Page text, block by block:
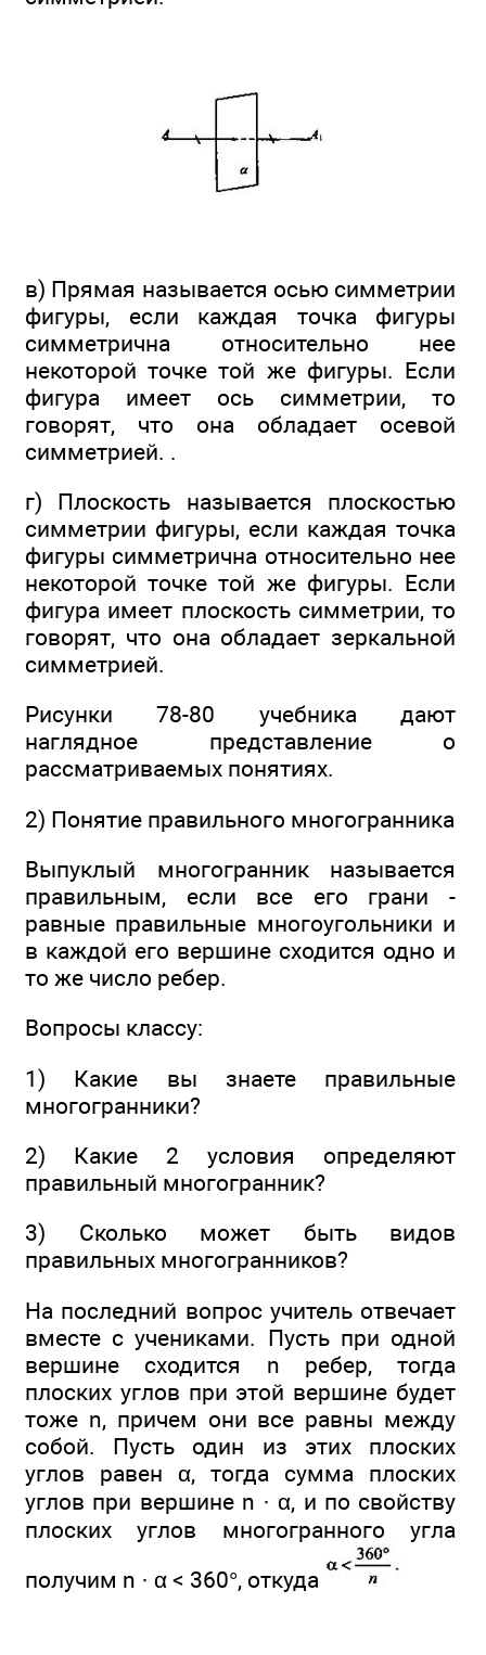
в) Прямая называется осью симметрии
фигуры, если каждая точка фигуры
симметрична относительно нее
некоторой точке той же фигуры. Если
фигура имеет ось симметрии, то
говорят, что она обладает осевой
симметрией. .
г) Плоскость называется плоскостью
симметрии фигуры, если каждая точка
фигуры симметрична относительно нее
некоторой точке той же фигуры. Если
фигура имеет плоскость симметрии, то
говорят, что она обладает зеркальной
симметрией.
Рисунки 78-80 учебника дают
наглядное представление о
рассматриваемых понятиях.
2) Понятие правильного многогранника
Выпуклый многогранник называется
правильным, если все его грани -
равные правильные многоугольники и
в каждой его вершине сходится одно и
то же число ребер.
Вопросы классу:
1) Какие вы знаете правильные
многогранники?
2) Какие 2 условия определяют
правильный многогранник?
3) Сколько может быть видов
правильных многогранников?
На последний вопрос учитель отвечает
вместе с учениками. Пусть при одной
вершине сходится n ребер, тогда
плоских углов при этой вершине будет
тоже n, причем они все равны между
собой. Пусть один из этих плоских
углов равен α, тогда сумма плоских
углов при вершине n · α, и по свойству
плоских углов многогранного угла
получим n · α < 360°, откуда